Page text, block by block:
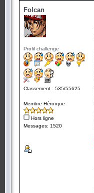
Folcan
Profil challenge
Classement : 535/55625
Membre Héroïque
Hors ligne
Messages: 1520